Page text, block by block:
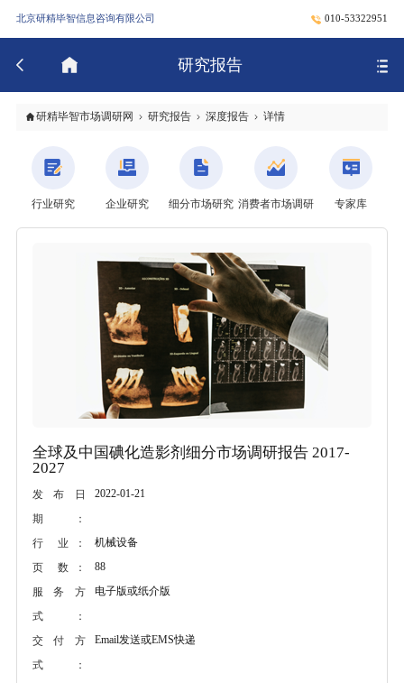
北京研精毕智信息咨询有限公司 010-53322951
研究报告
研精毕智市场调研网 研究报告 深度报告 详情
行业研究 企业研究 细分市场研究 消费者市场调研 专家库
全球及中国碘化造影剂细分市场调研报告 2017-
2027
发布日
期：
2022-01-21
行 业：
机械设备
页 数：
88
服务方
式：
电子版或纸介版
交付方
式：
Email发送或EMS快递